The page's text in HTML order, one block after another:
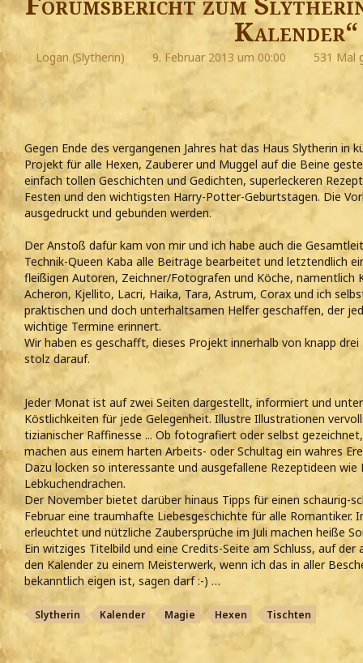
Kalender“
Logan (Slytherin) 9. Februar 2013 um 00:00 531 Mal
Gegen Ende des vergangenen Jahres hat das Haus Slytherin in
Projekt für alle Hexen, Zauberer und Muggel auf die Beine
einfach tollen Geschichten und Gedichten, superleckeren
Festen und den wichtigsten Harry-Potter-Geburtstagen. Die
ausgedruckt und gebunden werden.
Der Anstoß dafür kam von mir und ich habe auch die
Technik-Queen Kaba alle Beiträge bearbeitet und letztendlich
fleißigen Autoren, Zeichner/Fotografen und Köche, namentlich
Acheron, Kjellito, Lacri, Haika, Tara, Astrum, Corax und ich
praktischen und doch unterhaltsamen Helfer geschaffen, der
wichtige Termine erinnert.
Wir haben es geschafft, dieses Projekt innerhalb von knapp
stolz darauf.
Jeder Monat ist auf zwei Seiten dargestellt, informiert und
Köstlichkeiten für jede Gelegenheit. Illustre Illustrationen
tizianischer Raffinesse ... Ob fotografiert oder selbst
machen aus einem harten Arbeits- oder Schultag ein wahres
Dazu locken so interessante und ausgefallene Rezeptideen
Lebkuchendrachen.
Der November bietet darüber hinaus Tipps für einen schaurig-
Februar eine traumhafte Liebesgeschichte für alle Romantiker.
erleuchtet und nützliche Zaubersprüche im Juli machen heiße
Ein witziges Titelbild und eine Credits-Seite am Schluss, auf
den Kalender zu einem Meisterwerk, wenn ich das in aller
bekanntlich eigen ist, sagen darf :-) …
Slytherin Kalender Magie Hexen Tischten